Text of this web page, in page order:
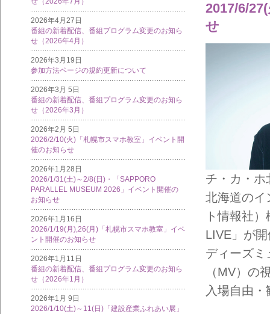
2026年4月27日
番組の新着配信、番組プログラム変更のお知ら
せ（2026年4月）
2026年3月19日
参加方法ページの規約更新について
2026年3月 5日
番組の新着配信、番組プログラム変更のお知ら
せ（2026年3月）
2026年2月 5日
2026/2/10(火)「札幌市スマホ教室」イベント開
催のお知らせ
2026年1月28日
2026/1/31(土)～2/8(日)・「SAPPORO
PARALLEL MUSEUM 2026」イベント開催の
お知らせ
2026年1月16日
2026/1/19(月),26(月)「札幌市スマホ教室」イベ
ント開催のお知らせ
2026年1月11日
番組の新着配信、番組プログラム変更のお知ら
せ（2026年1月）
2026年1月 9日
2026/1/10(土)～11(日)「建設産業ふれあい展」
2017/6/
せ
チ・カ・ホ
北海道のイ
ト情報社
LIVE」が
ディーズミ
（MV）の
入場自由